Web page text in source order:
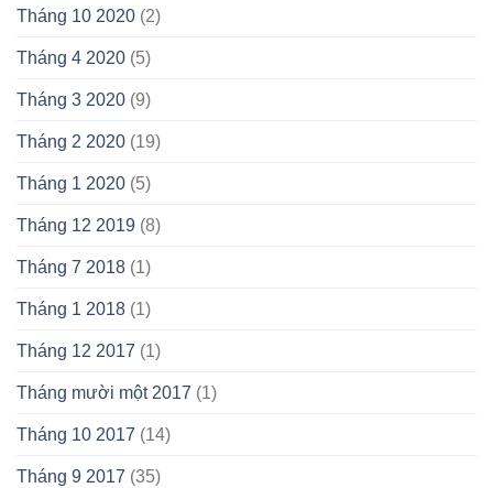
Tháng 10 2020 (2)
Tháng 4 2020 (5)
Tháng 3 2020 (9)
Tháng 2 2020 (19)
Tháng 1 2020 (5)
Tháng 12 2019 (8)
Tháng 7 2018 (1)
Tháng 1 2018 (1)
Tháng 12 2017 (1)
Tháng mười một 2017 (1)
Tháng 10 2017 (14)
Tháng 9 2017 (35)